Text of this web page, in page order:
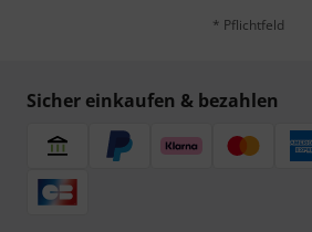
* Pflichtfeld
Sicher einkaufen & bezahlen